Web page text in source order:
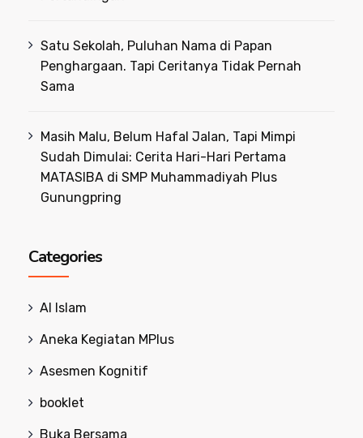
Satu Sekolah, Puluhan Nama di Papan
Penghargaan. Tapi Ceritanya Tidak Pernah
Sama
Masih Malu, Belum Hafal Jalan, Tapi Mimpi
Sudah Dimulai: Cerita Hari-Hari Pertama
MATASIBA di SMP Muhammadiyah Plus
Gunungpring
Categories
Al Islam
Aneka Kegiatan MPlus
Asesmen Kognitif
booklet
Buka Bersama